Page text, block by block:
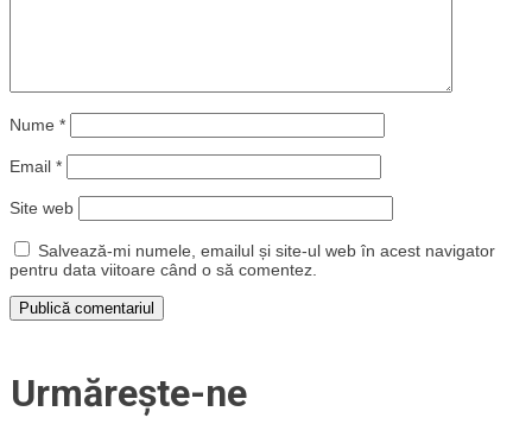
Nume *
Email *
Site web
Salvează-mi numele, emailul și site-ul web în acest navigator
pentru data viitoare când o să comentez.
Urmărește-ne